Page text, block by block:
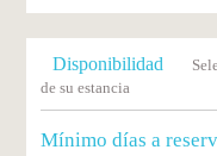
Disponibilidad
de su estancia
Mínimo días a